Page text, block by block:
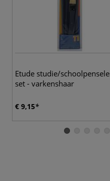
Etude studie/
set - varkenshaar
€ 9,15